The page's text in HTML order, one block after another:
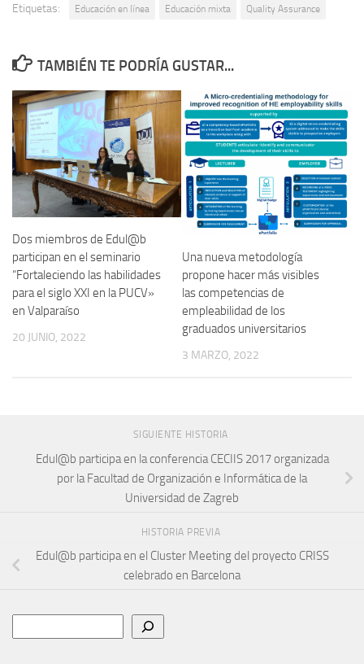
Etiquetas: Educación en línea Educación mixta Quality Assurance
TAMBIÉN TE PODRÍA GUSTAR...
Dos miembros de Edul@b
participan en el seminario
“Fortaleciendo las habilidades
para el siglo XXI en la PUCV»
en Valparaíso
20 JUNIO, 2022
Una nueva metodología
propone hacer más visibles
las competencias de
empleabilidad de los
graduados universitarios
3 MARZO, 2022
SIGUIENTE HISTORIA
Edul@b participa en la conferencia CECIIS 2017 organizada
por la Facultad de Organización e Informática de la
Universidad de Zagreb
HISTORIA PREVIA
Edul@b participa en el Cluster Meeting del proyecto CRISS
celebrado en Barcelona